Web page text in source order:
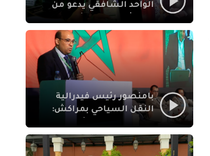
الواحد الشافقي يدعو من
النقل السياحي لمواكبة
بامنصور رئيس فيدرالية
النقل السياحي بمراكش:
والاصلاح التشريعي
ركيزتان أساسيتان لكسب